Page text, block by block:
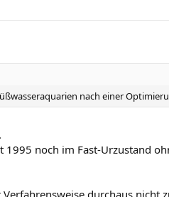
nach einer
1995 noch im Fast-Urzustand